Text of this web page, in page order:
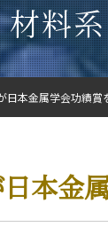
材料
本金
日本金属学会功績賞